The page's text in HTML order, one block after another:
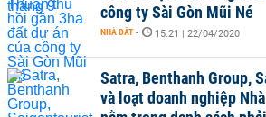
công ty Sài Gòn Mũi Né
NHÀ ĐẤT - 15:21 | 22/04/2020
Satra, Benthanh Group,
và loạt doanh nghiệp